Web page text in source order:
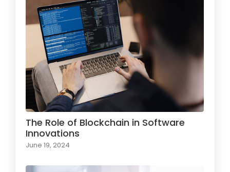
The Role of Blockchain in Software
Innovations
June 19, 2024